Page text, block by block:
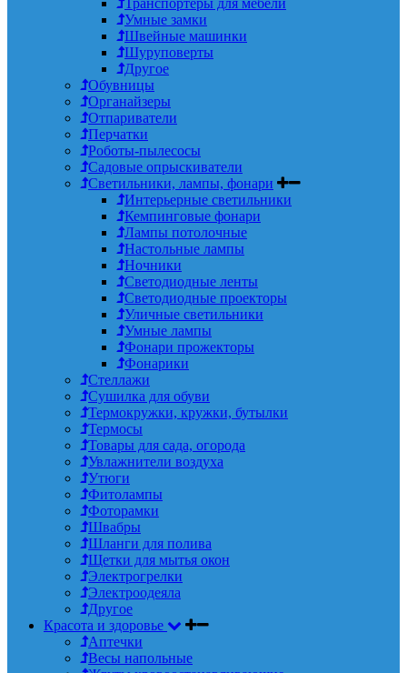
Умные замки
Швейные машинки
Шуруповерты
Другое
Обувницы
Органайзеры
Отпариватели
Перчатки
Роботы-пылесосы
Садовые опрыскиватели
Светильники, лампы, фонари
Интерьерные светильники
Кемпинговые фонари
Лампы потолочные
Настольные лампы
Ночники
Светодиодные ленты
Светодиодные проекторы
Уличные светильники
Умные лампы
Фонари прожекторы
Фонарики
Стеллажи
Сушилка для обуви
Термокружки, кружки, бутылки
Термосы
Товары для сада, огорода
Увлажнители воздуха
Утюги
Фитолампы
Фоторамки
Швабры
Шланги для полива
Щетки для мытья окон
Электрогрелки
Электроодеяла
Другое
Красота и здоровье
Аптечки
Весы напольные